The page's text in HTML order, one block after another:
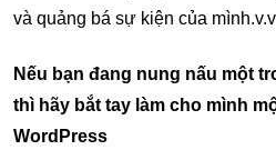
và quảng bá sự kiện của mình.v.v
Nếu bạn đang nung nấu một
thì hãy bắt tay làm cho mình
WordPress